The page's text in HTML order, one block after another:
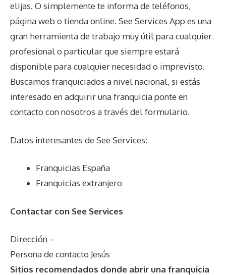
elijas. O simplemente te informa de teléfonos,
página web o tienda online. See Services App es una
gran herramienta de trabajo muy útil para cualquier
profesional o particular que siempre estará
disponible para cualquier necesidad o imprevisto.
Buscamos franquiciados a nivel nacional, si estás
interesado en adquirir una franquicia ponte en
contacto con nosotros a través del formulario.
Datos interesantes de See Services:
Franquicias España
Franquicias extranjero
Contactar con See Services
Dirección –
Persona de contacto Jesús
Sitios recomendados donde abrir una franquicia